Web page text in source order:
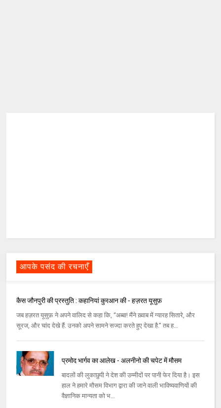
आपके पसंद की रचनाएँ
कैस जौनपुरी की प्रस्तुति : कहानियां कुरआन की - हज़रत यूसुफ़
जब हज़रत यूसुफ़ ने अपने वालिद से कहा कि, “अब्बा! मैंने ख़्वाब में ग्यारह सितारे, और
सूरज, और चांद देखे हैं. उनको अपने सामने सज्दा करते हुए देखा है.” तब ह...
प्रमोद भार्गव का आलेख - अलनीनो की चपेट में मौसम
बादलों की लुकाछुपी ने देश की उम्‍मीदों पर पानी फेर दिया है। इस
हाल ने हमारे मौसम विभाग द्वारा की जाने वाली भाविष्‍यवाणियों की
वैज्ञानिक मान्‍यता को भ...